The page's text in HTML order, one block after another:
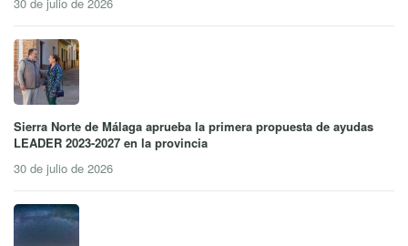
Sierra Norte de Málaga aprueba la primera propuesta de ayudas
LEADER 2023-2027 en la provincia
30 de julio de 2026